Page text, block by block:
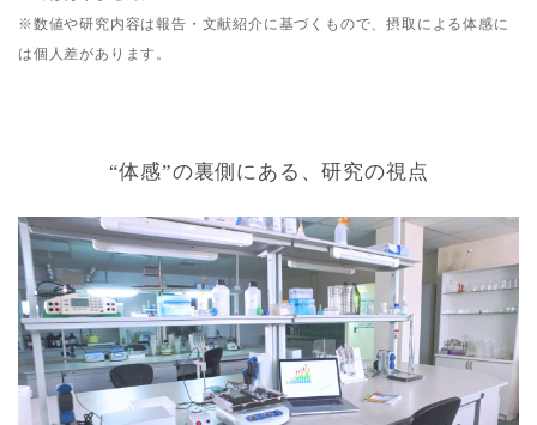
※数値や研究内容は報告・文献紹介に基づくもので、摂取による体感に
は個人差があります。
“体感”の裏側にある、研究の視点